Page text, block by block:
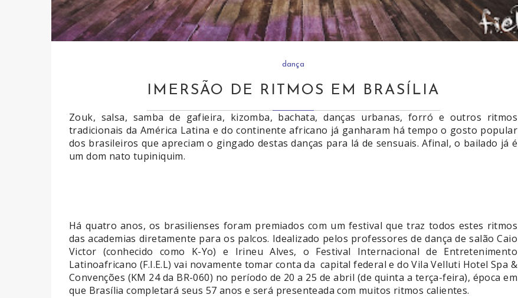
dança
IMERSÃO DE RITMOS EM BRASÍLIA
Zouk, salsa, samba de gafieira, kizomba, bachata, danças urbanas, forró e outros ritmos
tradicionais da América Latina e do continente africano já ganharam há tempo o gosto popular
dos brasileiros que apreciam o gingado destas danças para lá de sensuais. Afinal, o bailado já é
um dom nato tupiniquim.
Há quatro anos, os brasilienses foram premiados com um festival que traz todos estes ritmos
das academias diretamente para os palcos. Idealizado pelos professores de dança de salão Caio
Victor (conhecido como K-Yo) e Irineu Alves, o Festival Internacional de Entretenimento
Latinoafricano (F.I.E.L) vai novamente tomar conta da capital federal e do Vila Velluti Hotel Spa &
Convenções (KM 24 da BR-060) no período de 20 a 25 de abril (de quinta a terça-feira), época em
que Brasília completará seus 57 anos e será presenteada com muitos ritmos calientes.